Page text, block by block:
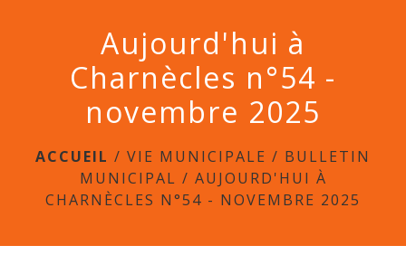
Aujourd'hui à
Charnècles n°54 -
novembre 2025
ACCUEIL / VIE MUNICIPALE / BULLETIN
MUNICIPAL / AUJOURD'HUI À
CHARNÈCLES N°54 - NOVEMBRE 2025